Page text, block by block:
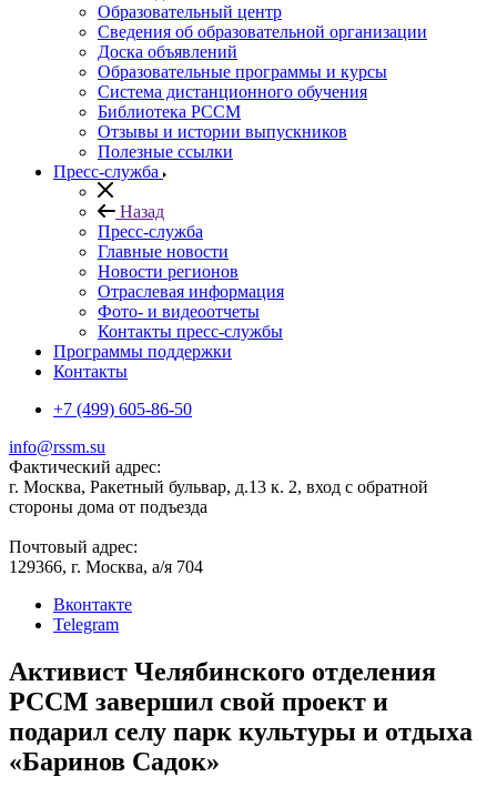
Образовательный центр
Сведения об образовательной организации
Доска объявлений
Образовательные программы и курсы
Система дистанционного обучения
Библиотека РССМ
Отзывы и истории выпускников
Полезные ссылки
Пресс-служба
Назад
Пресс-служба
Главные новости
Новости регионов
Отраслевая информация
Фото- и видеоотчеты
Контакты пресс-службы
Программы поддержки
Контакты
+7 (499) 605-86-50
info@rssm.su
Фактический адрес:
г. Москва, Ракетный бульвар, д.13 к. 2, вход с обратной
стороны дома от подъезда
Почтовый адрес:
129366, г. Москва, а/я 704
Вконтакте
Telegram
Активист Челябинского отделения
РССМ завершил свой проект и
подарил селу парк культуры и отдыха
«Баринов Садок»